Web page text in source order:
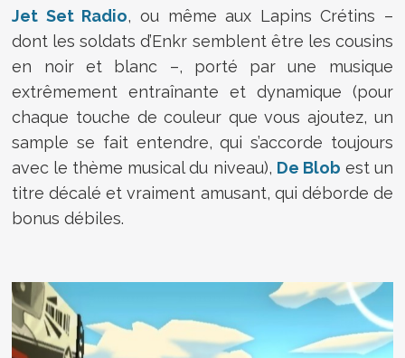
Jet Set Radio, ou même aux Lapins Crétins –
dont les soldats d’Enkr semblent être les cousins
en noir et blanc –, porté par une musique
extrêmement entraînante et dynamique (pour
chaque touche de couleur que vous ajoutez, un
sample se fait entendre, qui s’accorde toujours
avec le thème musical du niveau), De Blob est un
titre décalé et vraiment amusant, qui déborde de
bonus débiles.